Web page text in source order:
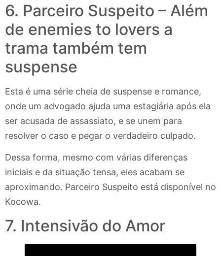
6. Parceiro Suspeito – Além
de enemies to lovers a
trama também tem
suspense
Esta é uma série cheia de suspense e romance,
onde um advogado ajuda uma estagiária após ela
ser acusada de assassiato, e se unem para
resolver o caso e pegar o verdadeiro culpado.
Dessa forma, mesmo com várias diferenças
iniciais e da situação tensa, eles acabam se
aproximando. Parceiro Suspeito está disponível no
Kocowa.
7. Intensivão do Amor